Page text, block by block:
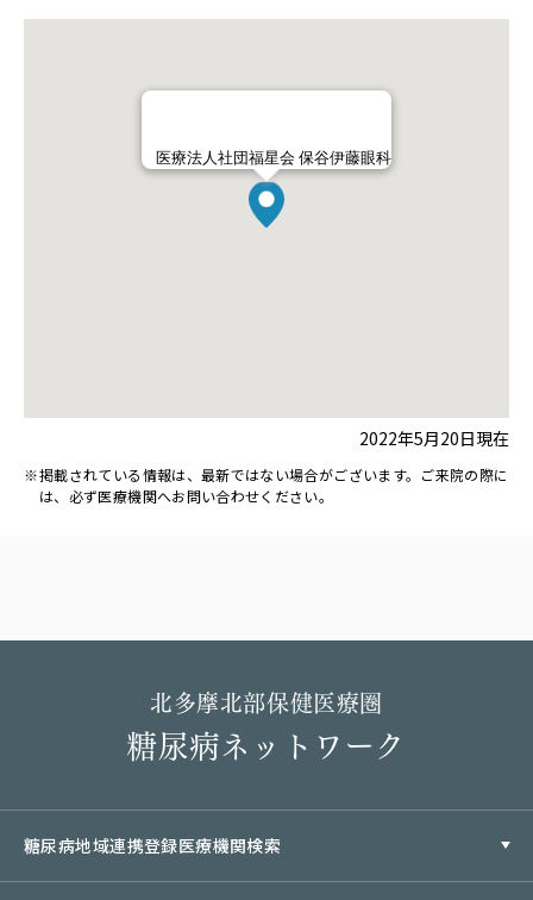
医療法人社団福星会 保谷伊藤眼科
2022年5月20日現在
掲載されている情報は、最新ではない場合がございます。ご来院の際に
は、必ず医療機関へお問い合わせください。
北多摩北部保健医療圏
糖尿病ネットワーク
糖尿病地域連携登録医療機関検索